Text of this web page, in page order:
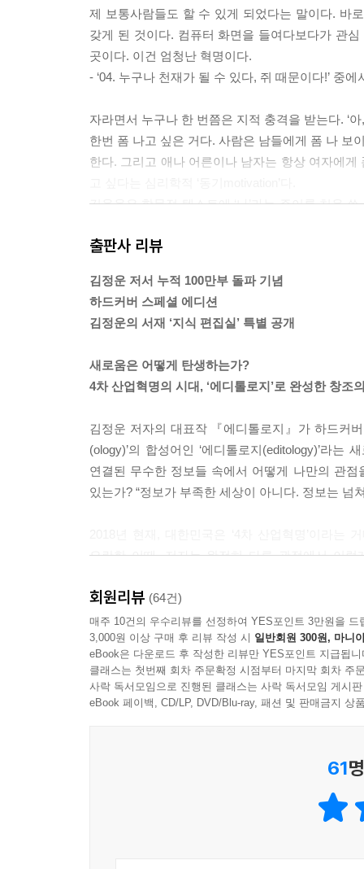
제 보통사람들도 할 수 있게 되었다는 말이다. 바
갖게 된 것이다. 컴퓨터 화면을 들여다보다가 관
곳이다. 이건 엄청난 혁명이다.
- ‘04. 누구나 천재가 될 수 있다, 쥐 때문이다!’ 중에
자라면서 누구나 한 번쯤은 지적 충격을 받는다. ‘
한번 폼 나고 싶은 거다. 사람은 남들에게 폼 나 보
한다. 그리고 애나 어른이나 남자는 항상 여자에게
김용옥은 학문적 텍스트에 ‘나’라는 주어를 처음
자연과학적 지식의 핵심은 ‘주체가 배제된 객관성’
한국적 상황에서 강요받았던 공부의 방향이 상실
때늦은 질문이기도 했다. ‘사회Gesellschaft’와 ‘
“Was ist deine Theorie? 네 이론은 뭔가?” 면담
읽어보지도 않았다. ‘내 이론이라니?’ 그때까지
사 논문을 쓰겠다는 학생이 어찌 자기 생각이 없
시하고 싶은 이론의 방향을 생각해서 다시 오라
기도 했다. 내 주체적 관점이 분명해야 남의 이론
대가의 이론을 이해하고 외우는 것만으로 내 이론
--- 본문 중에서
출판사 리뷰
김정운 저서 누적 100만부 돌파 기념
하드커버 스페셜 에디션
김정운의 서재 ‘지식 편집실’ 특별 공개
새로움은 어떻게 탄생하는가?
4차 산업혁명의 시대, ‘에디톨로지’로 완성한 창조
김정운 저자의 대표작 『에디톨로지』가 하드커
(ology)’의 합성어인 ‘에디톨로지(editology)’라
연결된 무수한 정보들 속에서 어떻게 나만의 관
있는가? “정보가 부족한 세상이 아니다. 정보는
요란한 이때, 저자는 완전히 다른 관점에서 이
산업화세대의 상징인 박근혜정부가 몰락하자 그
‘산업혁명’이라는 개념으로는 결코 오늘날의 변
‘지식의 편집혁명’을 현 시점에서 다시 주목해야 하
회원리뷰 (64건)
매주 10건의 우수리뷰를 선정하여 YES포인트 3만원을 드
3,000원 이상 구매 후 리뷰 작성 시 일반회원 300원, 마니
eBook은 다운로드 후 작성한 리뷰만 YES포인트 지급됩니
클래스는 첫번째 회차 주문확정 시점부터 마지막 회차 주
사락 독서모임으로 진행된 클래스는 사락 독서모임 게시
eBook 페이백, CD/LP, DVD/Blu-ray, 패션 및 판매금지 상
61